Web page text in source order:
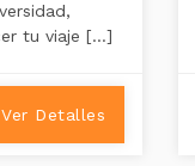
tu viaje […]
Ver Detalles